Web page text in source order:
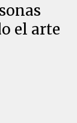
el arte